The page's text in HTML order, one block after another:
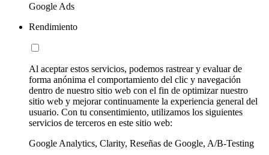
Google Ads
Rendimiento
Al aceptar estos servicios, podemos rastrear y evaluar de
forma anónima el comportamiento del clic y navegación
dentro de nuestro sitio web con el fin de optimizar nuestro
sitio web y mejorar continuamente la experiencia general del
usuario. Con tu consentimiento, utilizamos los siguientes
servicios de terceros en este sitio web:
Google Analytics, Clarity, Reseñas de Google, A/B-Testing